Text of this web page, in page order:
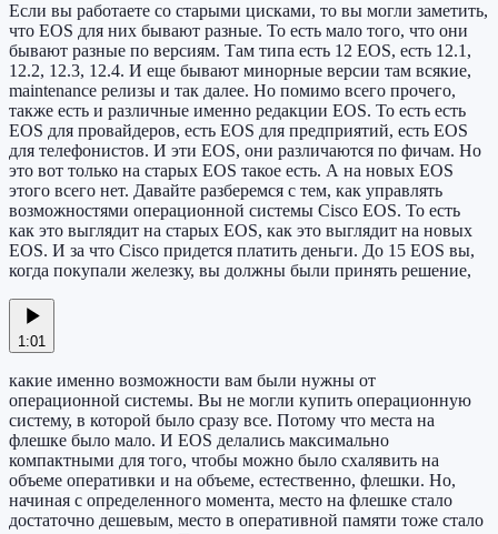
Если вы работаете со старыми цисками, то вы могли заметить,
что EOS для них бывают разные. То есть мало того, что они
бывают разные по версиям. Там типа есть 12 EOS, есть 12.1,
12.2, 12.3, 12.4. И еще бывают минорные версии там всякие,
maintenance релизы и так далее. Но помимо всего прочего,
также есть и различные именно редакции EOS. То есть есть
EOS для провайдеров, есть EOS для предприятий, есть EOS
для телефонистов. И эти EOS, они различаются по фичам. Но
это вот только на старых EOS такое есть. А на новых EOS
этого всего нет. Давайте разберемся с тем, как управлять
возможностями операционной системы Cisco EOS. То есть
как это выглядит на старых EOS, как это выглядит на новых
EOS. И за что Cisco придется платить деньги. До 15 EOS вы,
когда покупали железку, вы должны были принять решение,
1:01
какие именно возможности вам были нужны от
операционной системы. Вы не могли купить операционную
систему, в которой было сразу все. Потому что места на
флешке было мало. И EOS делались максимально
компактными для того, чтобы можно было схалявить на
объеме оперативки и на объеме, естественно, флешки. Но,
начиная с определенного момента, место на флешке стало
достаточно дешевым, место в оперативной памяти тоже стало